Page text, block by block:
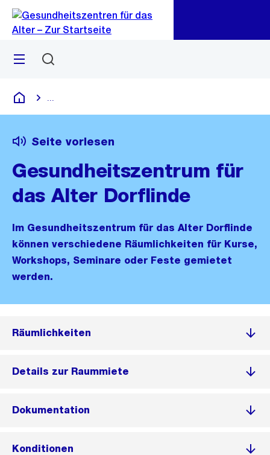
Navigation
Sprunglink
Menü
Gesundheitszentren für das Alter
Seite vorlesen
Gesundheitszentrum für
das Alter Dorflinde
Im Gesundheitszentrum für das Alter Dorflinde
können verschiedene Räumlichkeiten für Kurse,
Workshops, Seminare oder Feste gemietet
werden.
Räumlichkeiten
Details zur Raummiete
Dokumentation
Konditionen